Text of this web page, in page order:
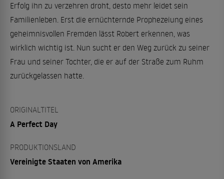
Erfolg ihn zu verzehren droht, desto mehr leidet sein
Familienleben. Erst die ernüchternde Prophezeiung eines
geheimnisvollen Fremden lässt Robert erkennen, was
wirklich wichtig ist. Nun sucht er den Weg zurück zu seiner
Frau und seiner Tochter, die er auf der Straße zum Ruhm
zurückgelassen hatte.
ORIGINALTITEL
A Perfect Day
PRODUKTIONSLAND
Vereinigte Staaten von Amerika